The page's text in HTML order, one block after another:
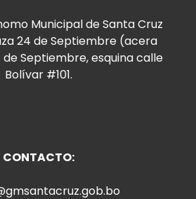
Municipal de Santa Cruz
24 de Septiembre (acera
Septiembre, esquina calle
Bolívar #101.
CONTACTO: